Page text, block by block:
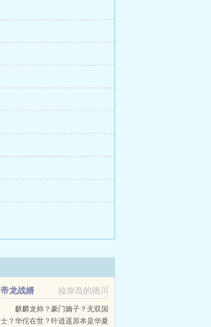
拉奈岛的德川
帝龙战婿
麒麟龙帅？豪门嫡子？无双国
士？华佗在世？叶逍遥原本是华夏